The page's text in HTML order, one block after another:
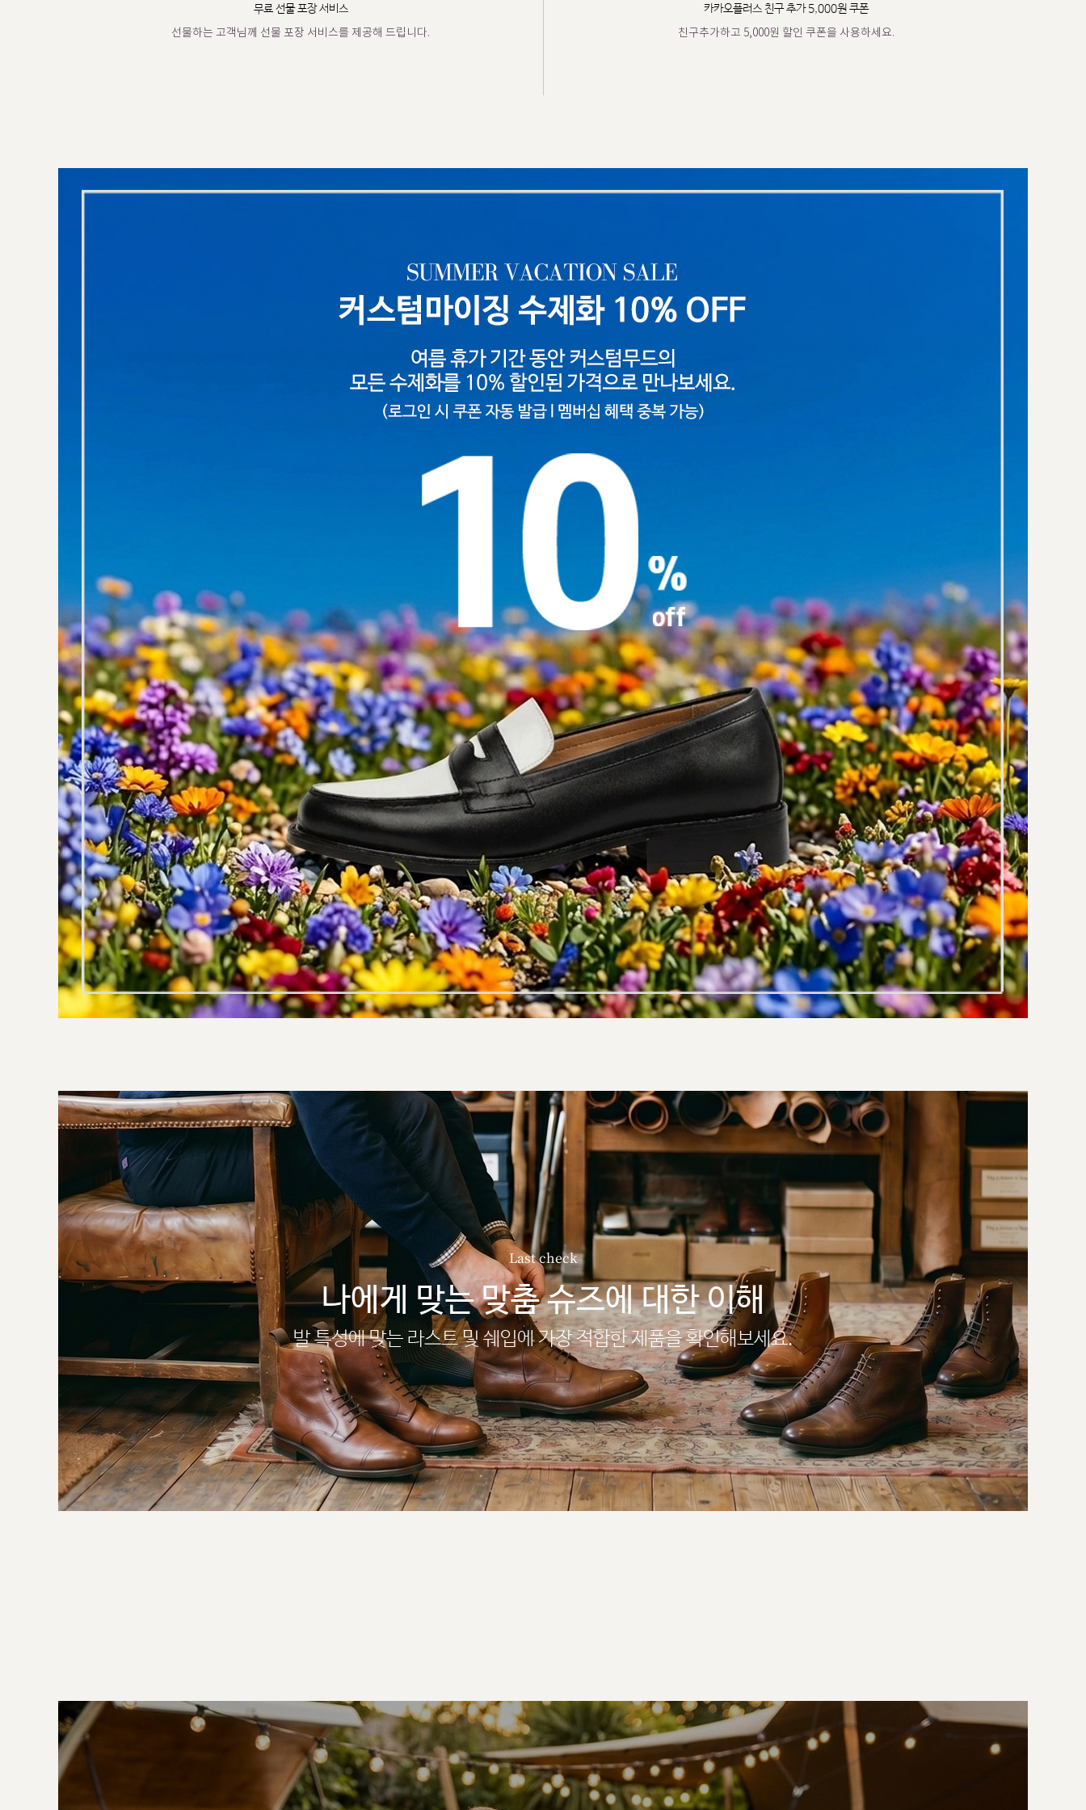
무료 선물 포장 서비스
선물하는 고객님께 선물 포장 서비스를 제공해 드립니다.
카카오플러스 친구 추가 5,000원 쿠폰
친구추가하고 5,000원 할인 쿠폰을 사용하세요.
Last check
나에게 맞는 맞춤 슈즈에 대한 이해
발 특성에 맞는 라스트 및 쉐입에 가장 적합한 제품을 확인해보세요.